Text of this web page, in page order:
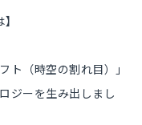
ト（時空の割れ目）」
ジーを生み出しまし